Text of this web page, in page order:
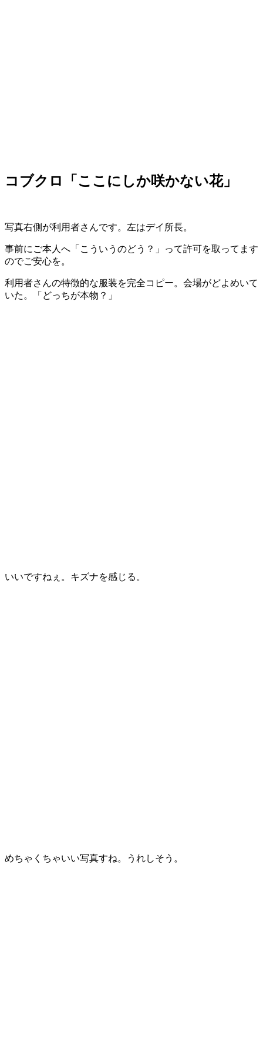
コブクロ「ここにしか咲かない花」
写真右側が利用者さんです。左はデイ所長。
事前にご本人へ「こういうのどう？」って許可を取ってます
のでご安心を。
利用者さんの特徴的な服装を完全コピー。会場がどよめいて
いた。「どっちが本物？」
いいですねぇ。キズナを感じる。
めちゃくちゃいい写真すね。うれしそう。